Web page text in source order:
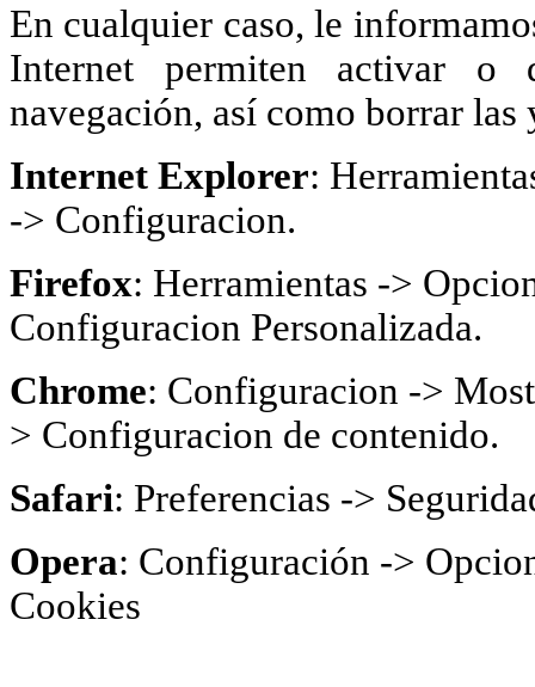
En cualquier caso, le
Internet permiten activar o
navegación, así como borrar las
Internet Explorer:
-> Configuracion.
Firefox: Herramientas ->
Configuracion Personalizada.
Chrome: Configuracion ->
> Configuracion de contenido.
Safari: Preferencias ->
Opera: Configuración ->
Cookies